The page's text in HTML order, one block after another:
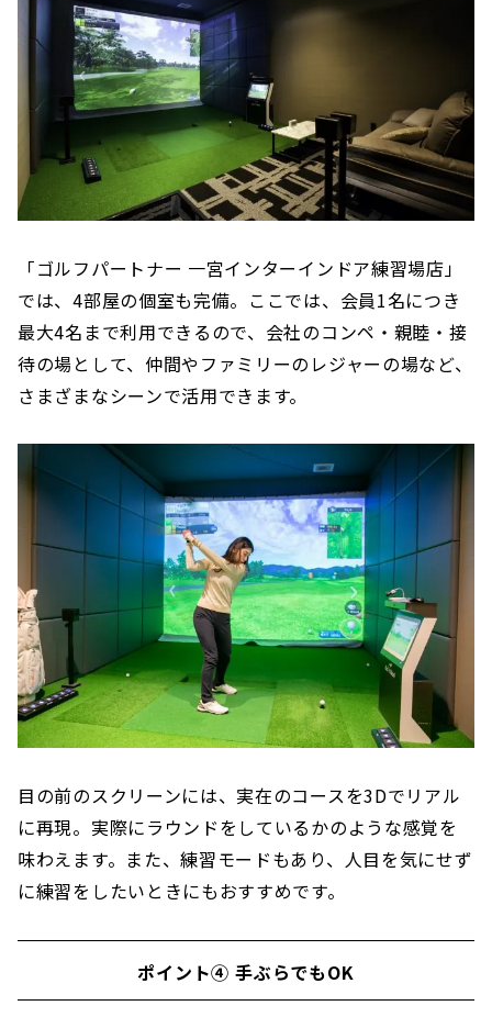
「ゴルフパートナー 一宮インターインドア練習場店」
では、4部屋の個室も完備。ここでは、会員1名につき
最大4名まで利用できるので、会社のコンペ・親睦・接
待の場として、仲間やファミリーのレジャーの場など、
さまざまなシーンで活用できます。
目の前のスクリーンには、実在のコースを3Dでリアル
に再現。実際にラウンドをしているかのような感覚を
味わえます。また、練習モードもあり、人目を気にせず
に練習をしたいときにもおすすめです。
ポイント④ 手ぶらでもOK